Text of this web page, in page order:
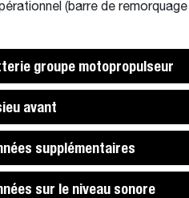
(barre de
groupe motopropulseur
avant
supplémentaires
sur le niveau sonore